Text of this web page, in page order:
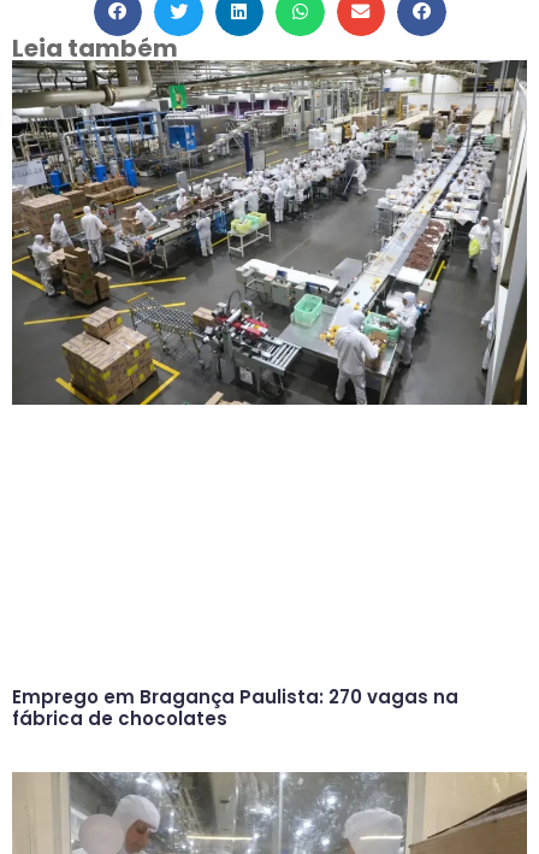
Leia também
Emprego em Bragança Paulista: 270 vagas na
fábrica de chocolates